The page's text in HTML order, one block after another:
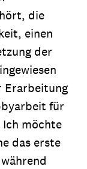
die
einen
der
Erarbeitung
für
möchte
das erste